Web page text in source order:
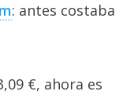
: antes costaba
€, ahora es